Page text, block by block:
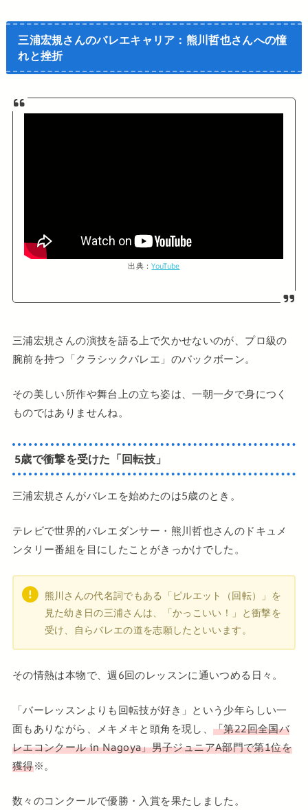
三浦宏規さんのバレエキャリア：熊川哲也さんへの憧
れと挫折
出典：YouTube
三浦宏規さんの演技を語る上で欠かせないのが、プロ級の
腕前を持つ「クラシックバレエ」のバックボーン。
その美しい所作や舞台上の立ち姿は、一朝一夕で身につく
ものではありませんね。
5歳で衝撃を受けた「回転技」
三浦宏規さんがバレエを始めたのは5歳のとき。
テレビで世界的バレエダンサー・熊川哲也さんのドキュメ
ンタリー番組を目にしたことがきっかけでした。
熊川さんの代名詞でもある「ピルエット（回転）」を
見た幼き日の三浦さんは、「かっこいい！」と衝撃を
受け、自らバレエの道を志願したといいます。
その情熱は本物で、週6回のレッスンに通いつめる日々。
「バーレッスンよりも回転技が好き」という少年らしい一
面もありながら、メキメキと頭角を現し、「第22回全国バ
レエコンクール in Nagoya」男子ジュニアA部門で第1位を
獲得※。
数々のコンクールで優勝・入賞を果たしました。